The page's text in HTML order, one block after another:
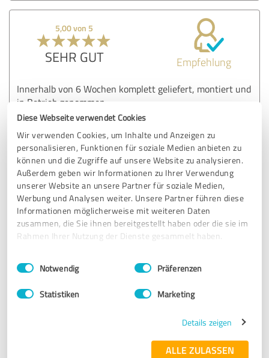
Diese Webseite verwendet Cookies
Wir verwenden Cookies, um Inhalte und Anzeigen zu
personalisieren, Funktionen für soziale Medien anbieten zu
können und die Zugriffe auf unsere Website zu analysieren.
Außerdem geben wir Informationen zu Ihrer Verwendung
unserer Website an unsere Partner für soziale Medien,
Werbung und Analysen weiter. Unsere Partner führen diese
Informationen möglicherweise mit weiteren Daten
zusammen, die Sie ihnen bereitgestellt haben oder die sie im
Rahmen Ihrer Nutzung der Dienste gesammelt haben.
Impressum Datenschutzbestimmungen
Einwilligungsauswahl
Notwendig Präferenzen
Statistiken Marketing
Details zeigen
ALLE ZULASSEN
5,00 von 5
SEHR GUT Empfehlung
Innerhalb von 6 Wochen komplett geliefert, montiert und
in Betrieb genommen.
Die Monteure waren sehr freundlich und haben absolut
rundum-Service.
Erfahrungsbericht & Bewertung zu:
Westvolt GmbH
19.01.2024 Anonym
5,00 von 5
SEHR GUT Empfehlung